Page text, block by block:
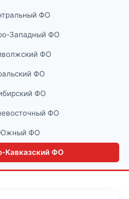
ФО
Западный ФО
ФО
ФО
ФО
ФО
ФО
Кавказский ФО